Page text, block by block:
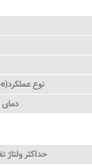
نوع عملکرد(Function Type) :
دمای
حداکثر